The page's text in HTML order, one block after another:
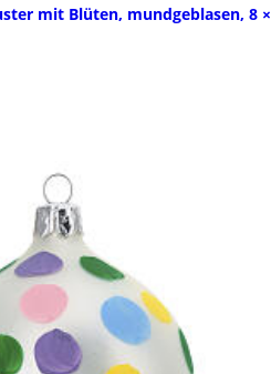
mit Blüten, mundgeblasen, 8